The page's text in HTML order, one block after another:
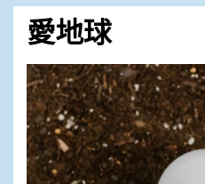
愛地球